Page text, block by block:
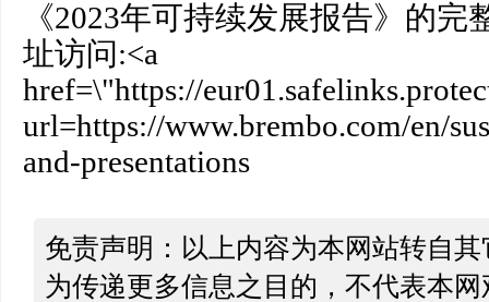
《2023年可持续发展报告》的
址访问:<a
href=\"https://
url=https://www.brembo.com/en/
and-presentations
免责声明：以上内容为本网站转自
为传递更多信息之目的，不代表本